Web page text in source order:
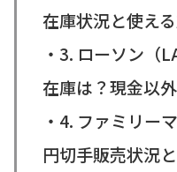
在庫状況と使え
・3. ローソン（
在庫は？現金以
・4. ファミリー
円切手販売状況